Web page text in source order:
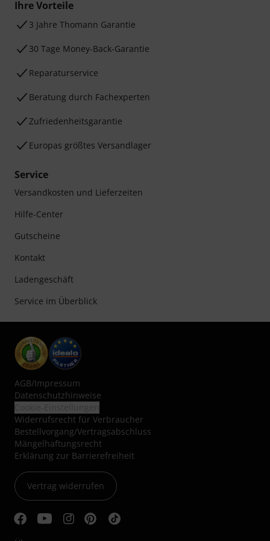
Ihre Vorteile
3 Jahre Thomann Garantie
30 Tage Money-Back-Garantie
Reparaturservice
Beratung durch Fachexperten
Zufriedenheitsgarantie
Europas größtes Versandlager
Service
Versandkosten und Lieferzeiten
Hilfe-Center
Gutscheine
Kontakt
Ladengeschäft
Service im Überblick
AGB/Impressum
Datenschutzhinweise
Widerrufsrecht für Verbraucher
Bestellvorgang/Vertragsabschluss
Mängelhaftungsrecht
Erklärung zur Barrierefreiheit
Vertrag widerrufen